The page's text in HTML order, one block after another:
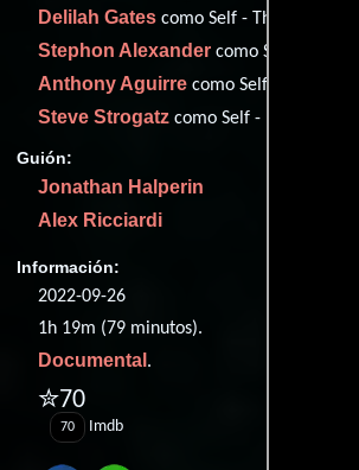
Delilah Gates como Self - Theoretical
Stephon Alexander como Self -
Anthony Aguirre como Self -
Steve Strogatz como Self -
Guión:
Jonathan Halperin
Alex Ricciardi
Información:
2022-09-26
1h 19m (79 minutos).
Documental .
✮70
70 Imdb